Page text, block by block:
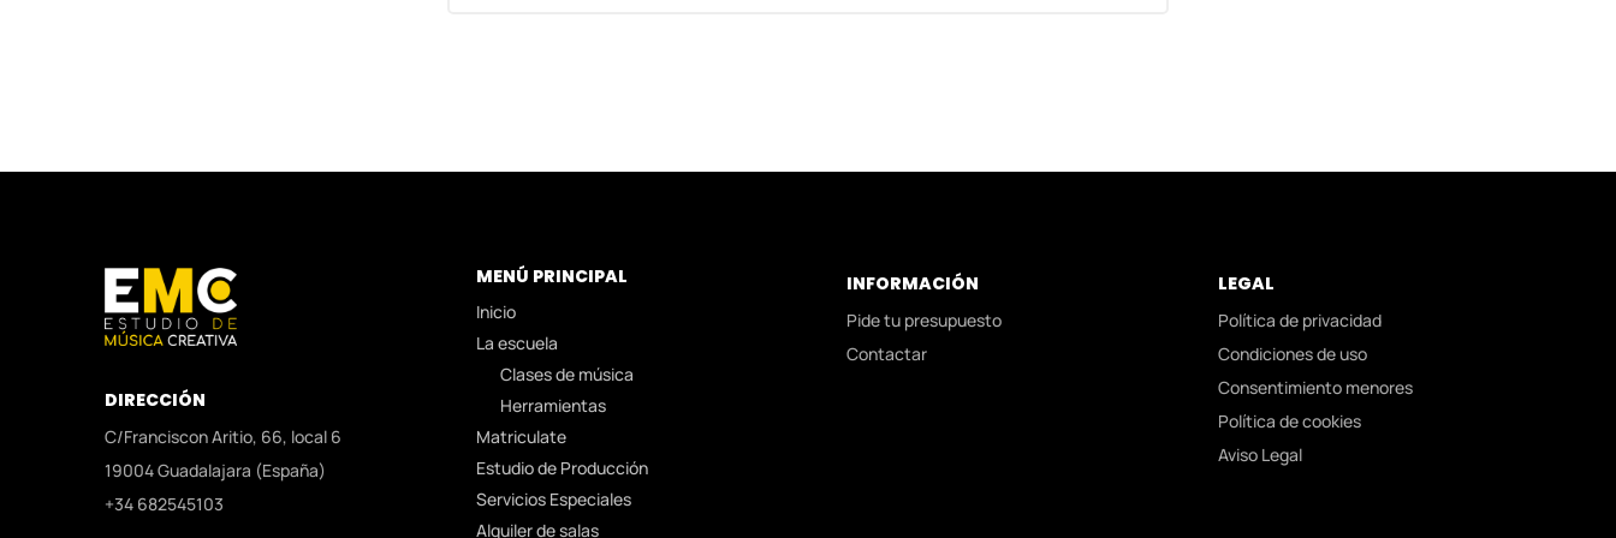
DIRECCIÓN
C/Franciscon Aritio, 66, local 6
19004 Guadalajara (España)
+34 682545103
MENÚ PRINCIPAL
Inicio
La escuela
Clases de música
Herramientas
Matriculate
Estudio de Producción
Servicios Especiales
Alquiler de salas
INFORMACIÓN
Pide tu presupuesto
Contactar
LEGAL
Política de privacidad
Condiciones de uso
Consentimiento menores
Política de cookies
Aviso Legal